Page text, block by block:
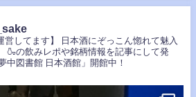
営してます】
日本酒にぞっこん惚れて魅入
🍶の飲みレポや銘柄情報を記事にして発
中図書館 日本酒館」開館中！